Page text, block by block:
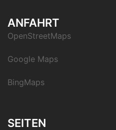
ANFAHRT
OpenStreetMaps
Google Maps
BingMaps
SEITEN